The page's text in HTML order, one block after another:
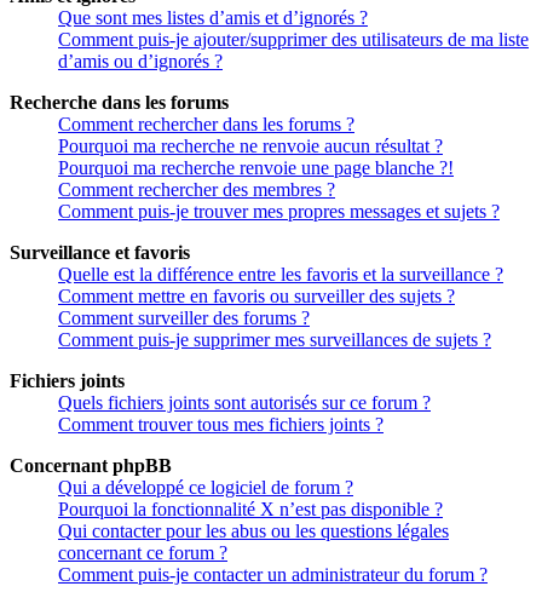
Que sont mes listes d’amis et d’ignorés ?
Comment puis-je ajouter/supprimer des utilisateurs de ma liste
d’amis ou d’ignorés ?
Recherche dans les forums
Comment rechercher dans les forums ?
Pourquoi ma recherche ne renvoie aucun résultat ?
Pourquoi ma recherche renvoie une page blanche ?!
Comment rechercher des membres ?
Comment puis-je trouver mes propres messages et sujets ?
Surveillance et favoris
Quelle est la différence entre les favoris et la surveillance ?
Comment mettre en favoris ou surveiller des sujets ?
Comment surveiller des forums ?
Comment puis-je supprimer mes surveillances de sujets ?
Fichiers joints
Quels fichiers joints sont autorisés sur ce forum ?
Comment trouver tous mes fichiers joints ?
Concernant phpBB
Qui a développé ce logiciel de forum ?
Pourquoi la fonctionnalité X n’est pas disponible ?
Qui contacter pour les abus ou les questions légales
concernant ce forum ?
Comment puis-je contacter un administrateur du forum ?